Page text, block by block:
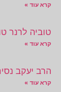
קרא עוד »
טוביה לרנר
קרא עוד »
הרב יעקב
קרא עוד »